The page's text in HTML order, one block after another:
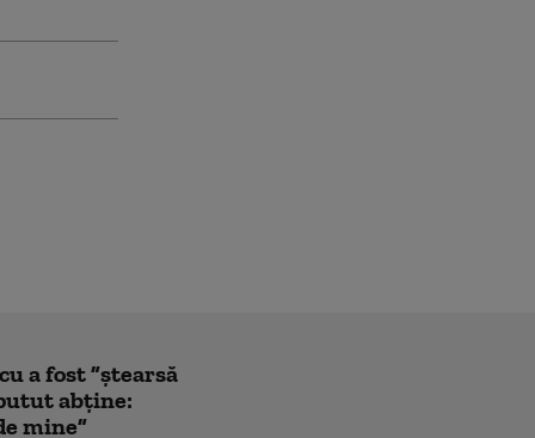
a fost ”ștearsă
abține:
mine”